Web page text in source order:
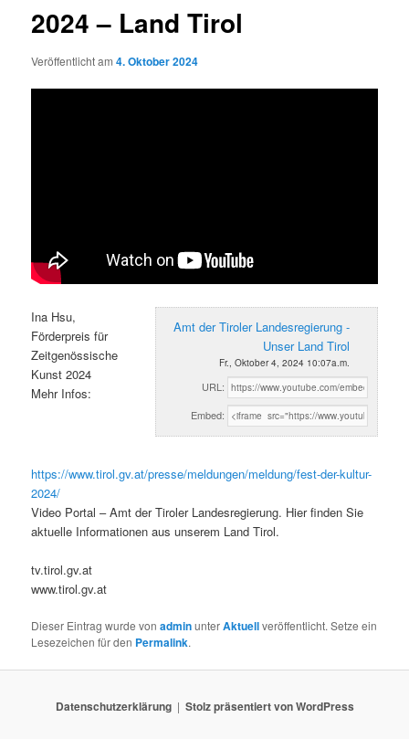
2024 – Land Tirol
Veröffentlicht am4. Oktober 2024
Amt der Tiroler Landesregierung -
Unser Land Tirol
Fr., Oktober 4, 2024 10:07a.m.
URL:
Embed:
Ina Hsu,
Förderpreis für
Zeitgenössische
Kunst 2024
Mehr Infos:
https://www.tirol.gv.at/presse/meldungen/meldung/fest-der-kultur-
2024/
Video Portal – Amt der Tiroler Landesregierung. Hier finden Sie
aktuelle Informationen aus unserem Land Tirol.
tv.tirol.gv.at
www.tirol.gv.at
Dieser Eintrag wurde vonadminunterAktuellveröffentlicht. Setze ein
Lesezeichen für den Permalink.
Datenschutzerklärung Stolz präsentiert von WordPress